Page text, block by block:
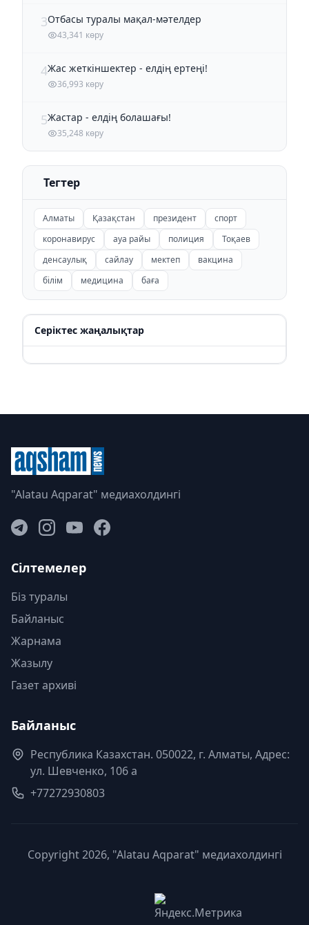
3Отбасы туралы мақал-мәтелдер
43,341 көру
4Жас жеткіншектер - елдің ертеңі!
36,993 көру
5Жастар - елдің болашағы!
35,248 көру
Тегтер
Алматы Қазақстан президент
спорт
коронавирус
ауа райы полиция
Тоқаев
денсаулық
сайлау мектеп
вакцина
білім
медицина баға
Серіктес жаңалықтар
"Alatau Aqparat" медиахолдингі
Сілтемелер
Біз туралы
Байланыс
Жарнама
Жазылу
Газет архиві
Байланыс
Республика Казахстан. 050022, г. Алматы, Адрес:
ул. Шевченко, 106 а
+77272930803
Copyright 2026, "Alatau Aqparat" медиахолдингі